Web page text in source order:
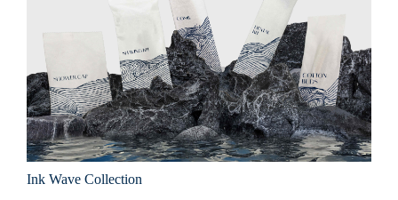
Ink Wave Collection